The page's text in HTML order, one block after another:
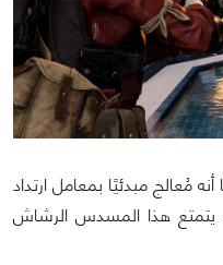
مُعالج مبدئيًا بمعامل ارتداد
هذا المسدس الرشاش